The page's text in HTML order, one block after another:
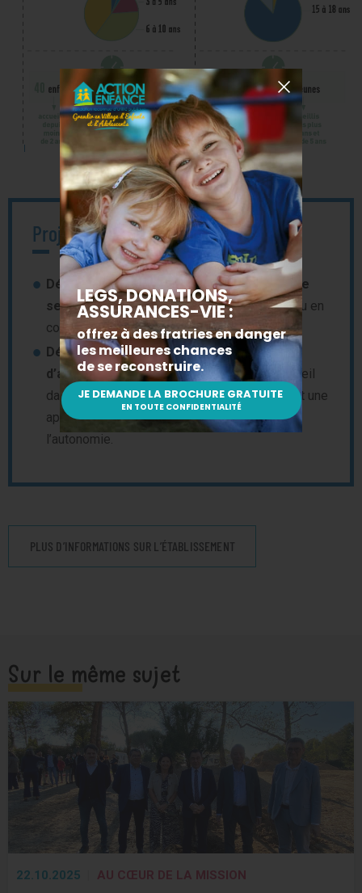
Projets 2020
Déménagement des bureaux du service de
semi-autonomie, recherche d’un nouveau lieu en
cours.
Déménagement de deux pavillons
d’adolescentspour un nouveau mode d’accueil
dans des appartements neufs à Melun offrant une
approche intermédiaire de l’apprentissage de
l’autonomie.
PLUS D’INFORMATIONS SUR L’ÉTABLISSEMENT
Sur le même sujet
22.10.2025 AU CŒUR DE LA MISSION